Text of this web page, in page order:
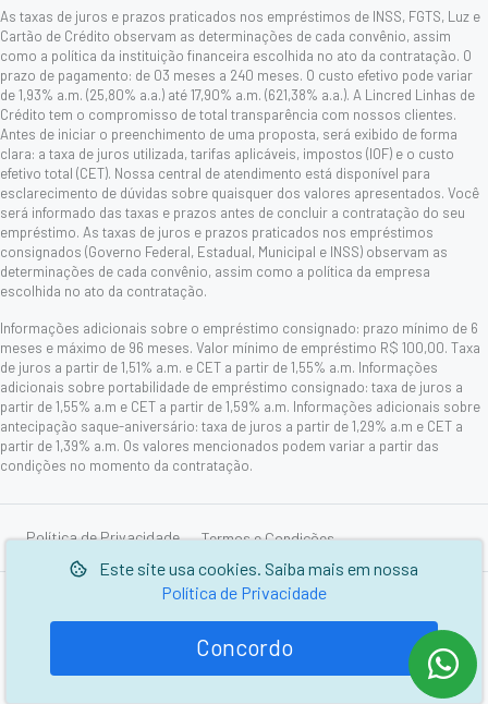
Este site usa cookies. Saiba mais em nossa
Política de Privacidade
Concordo
As taxas de juros e prazos praticados nos empréstimos de INSS, FGTS, Luz e
Cartão de Crédito observam as determinações de cada convênio, assim
como a política da instituição financeira escolhida no ato da contratação. O
prazo de pagamento: de 03 meses a 240 meses. O custo efetivo pode variar
de 1,93% a.m. (25,80% a.a.) até 17,90% a.m. (621,38% a.a.). A Lincred Linhas de
Crédito tem o compromisso de total transparência com nossos clientes.
Antes de iniciar o preenchimento de uma proposta, será exibido de forma
clara: a taxa de juros utilizada, tarifas aplicáveis, impostos (IOF) e o custo
efetivo total (CET). Nossa central de atendimento está disponível para
esclarecimento de dúvidas sobre quaisquer dos valores apresentados. Você
será informado das taxas e prazos antes de concluir a contratação do seu
empréstimo. As taxas de juros e prazos praticados nos empréstimos
consignados (Governo Federal, Estadual, Municipal e INSS) observam as
determinações de cada convênio, assim como a política da empresa
escolhida no ato da contratação.
Informações adicionais sobre o empréstimo consignado: prazo mínimo de 6
meses e máximo de 96 meses. Valor mínimo de empréstimo R$ 100,00. Taxa
de juros a partir de 1,51% a.m. e CET a partir de 1,55% a.m. Informações
adicionais sobre portabilidade de empréstimo consignado: taxa de juros a
partir de 1,55% a.m e CET a partir de 1,59% a.m. Informações adicionais sobre
antecipação saque-aniversário: taxa de juros a partir de 1,29% a.m e CET a
partir de 1,39% a.m. Os valores mencionados podem variar a partir das
condições no momento da contratação.
Política de Privacidade Termos e Condições
Desenvolvido por